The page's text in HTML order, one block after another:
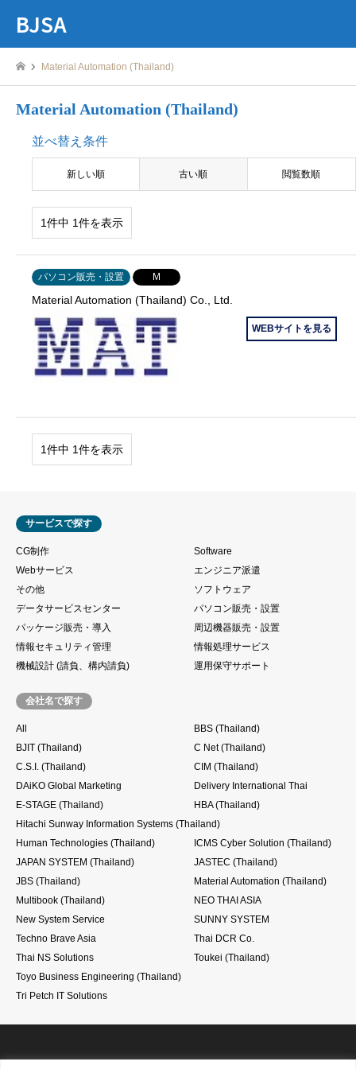
BJSA
Material Automation (Thailand)
Material Automation (Thailand)
並べ替え条件
新しい順 古い順 閲覧数順
1件中 1件を表示
パソコン販売・設置 M
Material Automation (Thailand) Co., Ltd.
WEBサイトを見る
1件中 1件を表示
サービスで探す
CG制作
Software
Webサービス
エンジニア派遣
その他
ソフトウェア
データサービスセンター
パソコン販売・設置
パッケージ販売・導入
周辺機器販売・設置
情報セキュリティ管理
情報処理サービス
機械設計 (請負、構内請負)
運用保守サポート
会社名で探す
All
BBS (Thailand)
BJIT (Thailand)
C Net (Thailand)
C.S.I. (Thailand)
CIM (Thailand)
DAiKO Global Marketing
Delivery International Thai
E-STAGE (Thailand)
HBA (Thailand)
Hitachi Sunway Information Systems (Thailand)
Human Technologies (Thailand)
ICMS Cyber Solution (Thailand)
JAPAN SYSTEM (Thailand)
JASTEC (Thailand)
JBS (Thailand)
Material Automation (Thailand)
Multibook (Thailand)
NEO THAI ASIA
New System Service
SUNNY SYSTEM
Techno Brave Asia
Thai DCR Co.
Thai NS Solutions
Toukei (Thailand)
Toyo Business Engineering (Thailand)
Tri Petch IT Solutions